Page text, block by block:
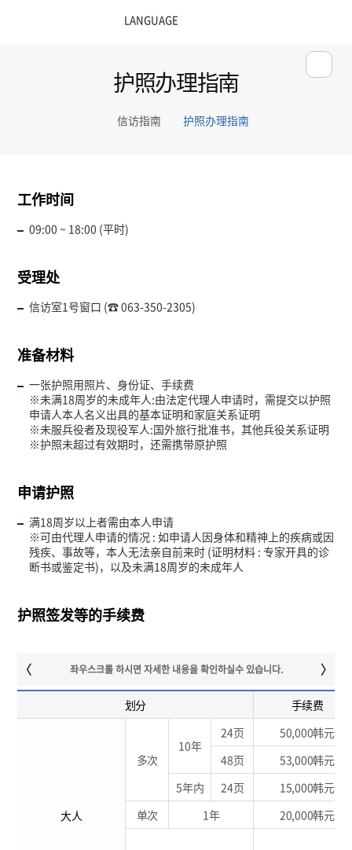
护照办理指南
信访指南 护照办理指南
工作时间
09:00 ~ 18:00 (平时)
受理处
信访室1号窗口 (☎ 063-350-2305)
准备材料
一张护照用照片、身份证、手续费
※未满18周岁的未成年人:由法定代理人申请时，需提交以护照
申请人本人名义出具的基本证明和家庭关系证明
※未服兵役者及现役军人:国外旅行批准书，其他兵役关系证明
※护照未超过有效期时，还需携带原护照
申请护照
满18周岁以上者需由本人申请
※可由代理人申请的情况 : 如申请人因身体和精神上的疾病或因
残疾、事故等，本人无法亲自前来时 (证明材料 : 专家开具的诊
断书或鉴定书)，以及未满18周岁的未成年人
护照签发等的手续费
划分 手续费
大人
多次
10年
24页
50,000韩元
48页
53,000韩元
5年内
24页
15,000韩元
单次
1年 20,000韩元